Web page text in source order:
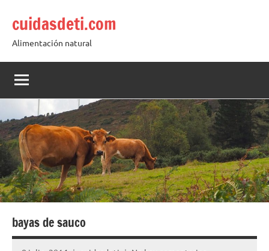
contenido
cuidasdeti.com
Alimentación natural
bayas de sauco